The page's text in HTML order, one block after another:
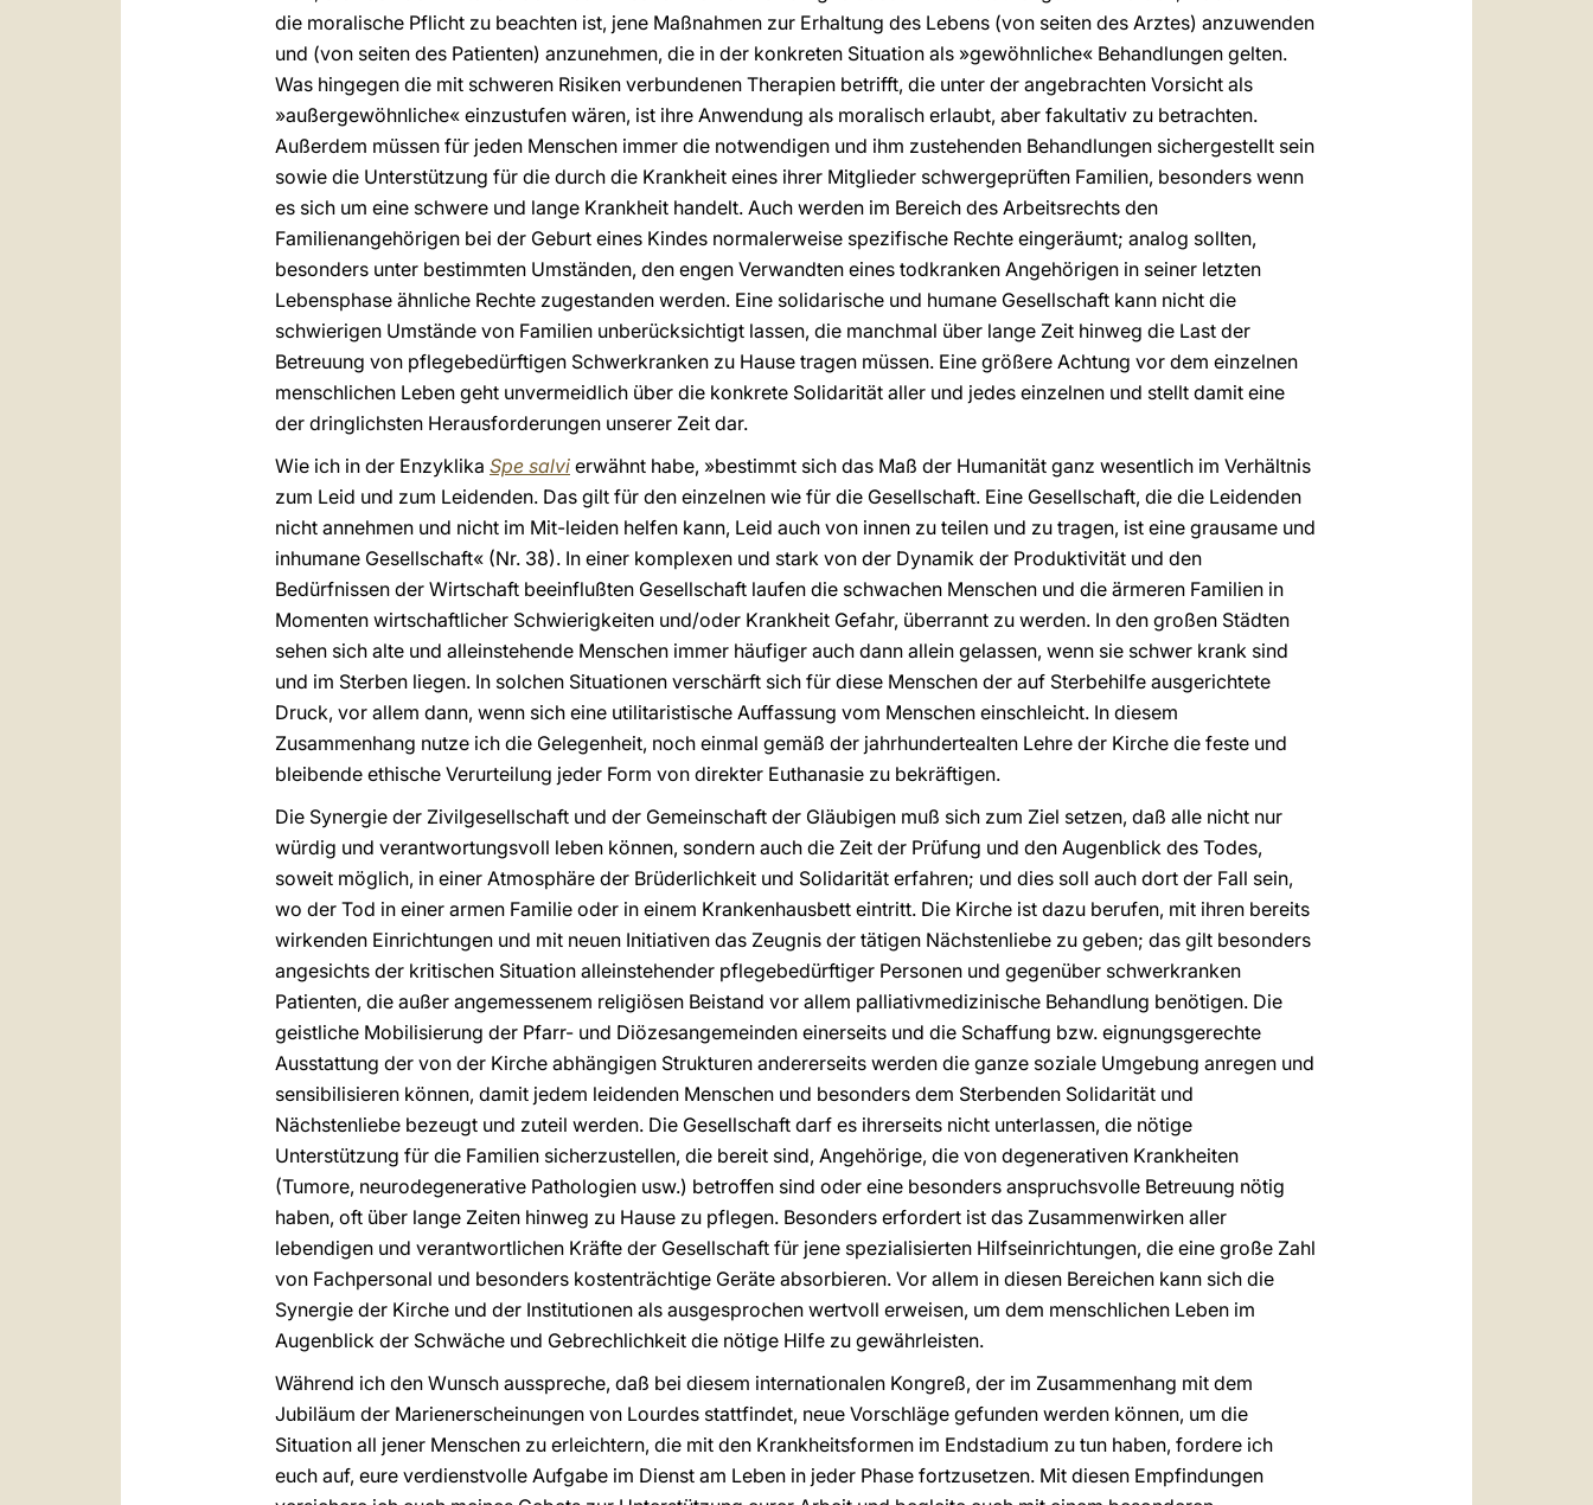
die moralische Pflicht zu beachten ist, jene Maßnahmen zur Erhaltung des Lebens (von seiten des Arztes) anzuwenden
und (von seiten des Patienten) anzunehmen, die in der konkreten Situation als »gewöhnliche« Behandlungen gelten.
Was hingegen die mit schweren Risiken verbundenen Therapien betrifft, die unter der angebrachten Vorsicht als
»außergewöhnliche« einzustufen wären, ist ihre Anwendung als moralisch erlaubt, aber fakultativ zu betrachten.
Außerdem müssen für jeden Menschen immer die notwendigen und ihm zustehenden Behandlungen sichergestellt sein
sowie die Unterstützung für die durch die Krankheit eines ihrer Mitglieder schwergeprüften Familien, besonders wenn
es sich um eine schwere und lange Krankheit handelt. Auch werden im Bereich des Arbeitsrechts den
Familienangehörigen bei der Geburt eines Kindes normalerweise spezifische Rechte eingeräumt; analog sollten,
besonders unter bestimmten Umständen, den engen Verwandten eines todkranken Angehörigen in seiner letzten
Lebensphase ähnliche Rechte zugestanden werden. Eine solidarische und humane Gesellschaft kann nicht die
schwierigen Umstände von Familien unberücksichtigt lassen, die manchmal über lange Zeit hinweg die Last der
Betreuung von pflegebedürftigen Schwerkranken zu Hause tragen müssen. Eine größere Achtung vor dem einzelnen
menschlichen Leben geht unvermeidlich über die konkrete Solidarität aller und jedes einzelnen und stellt damit eine
der dringlichsten Herausforderungen unserer Zeit dar.
Wie ich in der Enzyklika Spe salvi erwähnt habe, »bestimmt sich das Maß der Humanität ganz wesentlich im Verhältnis
zum Leid und zum Leidenden. Das gilt für den einzelnen wie für die Gesellschaft. Eine Gesellschaft, die die Leidenden
nicht annehmen und nicht im Mit-leiden helfen kann, Leid auch von innen zu teilen und zu tragen, ist eine grausame und
inhumane Gesellschaft« (Nr. 38). In einer komplexen und stark von der Dynamik der Produktivität und den
Bedürfnissen der Wirtschaft beeinflußten Gesellschaft laufen die schwachen Menschen und die ärmeren Familien in
Momenten wirtschaftlicher Schwierigkeiten und/oder Krankheit Gefahr, überrannt zu werden. In den großen Städten
sehen sich alte und alleinstehende Menschen immer häufiger auch dann allein gelassen, wenn sie schwer krank sind
und im Sterben liegen. In solchen Situationen verschärft sich für diese Menschen der auf Sterbehilfe ausgerichtete
Druck, vor allem dann, wenn sich eine utilitaristische Auffassung vom Menschen einschleicht. In diesem
Zusammenhang nutze ich die Gelegenheit, noch einmal gemäß der jahrhundertealten Lehre der Kirche die feste und
bleibende ethische Verurteilung jeder Form von direkter Euthanasie zu bekräftigen.
Die Synergie der Zivilgesellschaft und der Gemeinschaft der Gläubigen muß sich zum Ziel setzen, daß alle nicht nur
würdig und verantwortungsvoll leben können, sondern auch die Zeit der Prüfung und den Augenblick des Todes,
soweit möglich, in einer Atmosphäre der Brüderlichkeit und Solidarität erfahren; und dies soll auch dort der Fall sein,
wo der Tod in einer armen Familie oder in einem Krankenhausbett eintritt. Die Kirche ist dazu berufen, mit ihren bereits
wirkenden Einrichtungen und mit neuen Initiativen das Zeugnis der tätigen Nächstenliebe zu geben; das gilt besonders
angesichts der kritischen Situation alleinstehender pflegebedürftiger Personen und gegenüber schwerkranken
Patienten, die außer angemessenem religiösen Beistand vor allem palliativmedizinische Behandlung benötigen. Die
geistliche Mobilisierung der Pfarr- und Diözesangemeinden einerseits und die Schaffung bzw. eignungsgerechte
Ausstattung der von der Kirche abhängigen Strukturen andererseits werden die ganze soziale Umgebung anregen und
sensibilisieren können, damit jedem leidenden Menschen und besonders dem Sterbenden Solidarität und
Nächstenliebe bezeugt und zuteil werden. Die Gesellschaft darf es ihrerseits nicht unterlassen, die nötige
Unterstützung für die Familien sicherzustellen, die bereit sind, Angehörige, die von degenerativen Krankheiten
(Tumore, neurodegenerative Pathologien usw.) betroffen sind oder eine besonders anspruchsvolle Betreuung nötig
haben, oft über lange Zeiten hinweg zu Hause zu pflegen. Besonders erfordert ist das Zusammenwirken aller
lebendigen und verantwortlichen Kräfte der Gesellschaft für jene spezialisierten Hilfseinrichtungen, die eine große Zahl
von Fachpersonal und besonders kostenträchtige Geräte absorbieren. Vor allem in diesen Bereichen kann sich die
Synergie der Kirche und der Institutionen als ausgesprochen wertvoll erweisen, um dem menschlichen Leben im
Augenblick der Schwäche und Gebrechlichkeit die nötige Hilfe zu gewährleisten.
Während ich den Wunsch ausspreche, daß bei diesem internationalen Kongreß, der im Zusammenhang mit dem
Jubiläum der Marienerscheinungen von Lourdes stattfindet, neue Vorschläge gefunden werden können, um die
Situation all jener Menschen zu erleichtern, die mit den Krankheitsformen im Endstadium zu tun haben, fordere ich
euch auf, eure verdienstvolle Aufgabe im Dienst am Leben in jeder Phase fortzusetzen. Mit diesen Empfindungen